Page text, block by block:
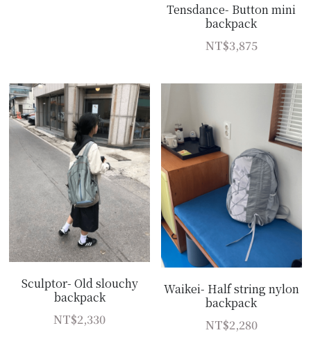
Tensdance- Button mini
backpack
NT$3,875
Sculptor- Old slouchy
backpack
NT$2,330
Waikei- Half string nylon
backpack
NT$2,280